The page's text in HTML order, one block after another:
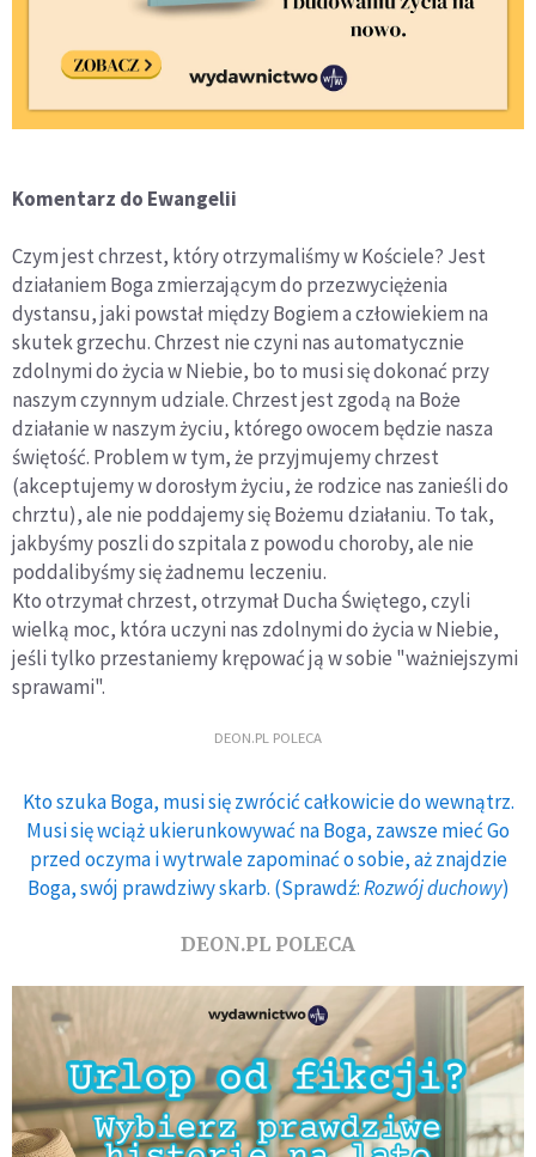
Komentarz do Ewangelii
Czym jest chrzest, który otrzymaliśmy w Kościele? Jest
działaniem Boga zmierzającym do przezwyciężenia
dystansu, jaki powstał między Bogiem a człowiekiem na
skutek grzechu. Chrzest nie czyni nas automatycznie
zdolnymi do życia w Niebie, bo to musi się dokonać przy
naszym czynnym udziale. Chrzest jest zgodą na Boże
działanie w naszym życiu, którego owocem będzie nasza
świętość. Problem w tym, że przyjmujemy chrzest
(akceptujemy w dorosłym życiu, że rodzice nas zanieśli do
chrztu), ale nie poddajemy się Bożemu działaniu. To tak,
jakbyśmy poszli do szpitala z powodu choroby, ale nie
poddalibyśmy się żadnemu leczeniu.
Kto otrzymał chrzest, otrzymał Ducha Świętego, czyli
wielką moc, która uczyni nas zdolnymi do życia w Niebie,
jeśli tylko przestaniemy krępować ją w sobie "ważniejszymi
sprawami".
DEON.PL POLECA
Kto szuka Boga, musi się zwrócić całkowicie do wewnątrz.
Musi się wciąż ukierunkowywać na Boga, zawsze mieć Go
przed oczyma i wytrwale zapominać o sobie, aż znajdzie
Boga, swój prawdziwy skarb. (Sprawdź:Rozwój duchowy)
DEON.PL POLECA